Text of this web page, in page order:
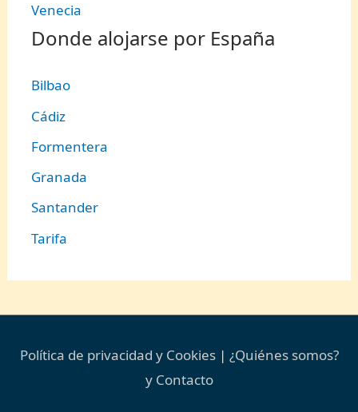
Venecia
Donde alojarse por España
Bilbao
Cádiz
Formentera
Granada
Santander
Tarifa
Política de privacidad y Cookies| ¿Quiénes somos?
y Contacto